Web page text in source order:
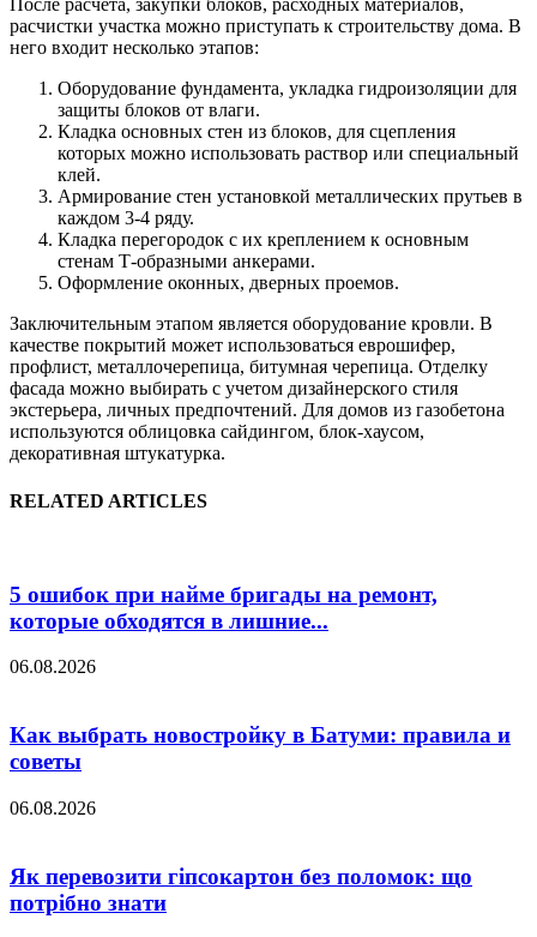
После расчета, закупки блоков, расходных материалов,
расчистки участка можно приступать к строительству дома. В
него входит несколько этапов:
Оборудование фундамента, укладка гидроизоляции для
защиты блоков от влаги.
Кладка основных стен из блоков, для сцепления
которых можно использовать раствор или специальный
клей.
Армирование стен установкой металлических прутьев в
каждом 3-4 ряду.
Кладка перегородок с их креплением к основным
стенам Т-образными анкерами.
Оформление оконных, дверных проемов.
Заключительным этапом является оборудование кровли. В
качестве покрытий может использоваться еврошифер,
профлист, металлочерепица, битумная черепица. Отделку
фасада можно выбирать с учетом дизайнерского стиля
экстерьера, личных предпочтений. Для домов из газобетона
используются облицовка сайдингом, блок-хаусом,
декоративная штукатурка.
RELATED ARTICLES
5 ошибок при найме бригады на ремонт,
которые обходятся в лишние...
06.08.2026
Как выбрать новостройку в Батуми: правила и
советы
06.08.2026
Як перевозити гіпсокартон без поломок: що
потрібно знати